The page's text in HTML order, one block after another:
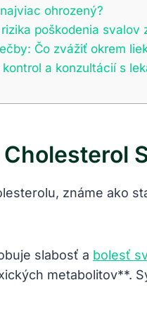
ohrozený?
poškodenia svalov
Čo zvážiť okrem
a konzultácií s
známe ako
slabosť a bolesť
metabolitov**.